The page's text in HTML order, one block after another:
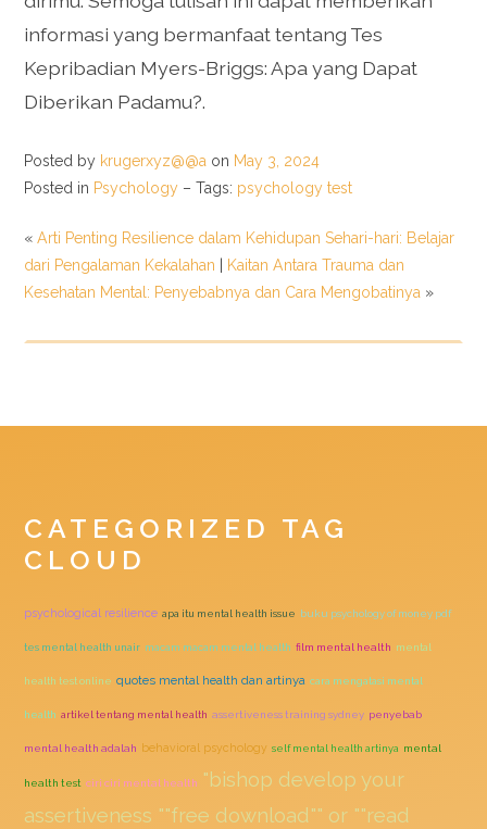
informasi yang bermanfaat tentang Tes
Kepribadian Myers-Briggs: Apa yang Dapat
Diberikan Padamu?.
Posted by krugerxyz@@a on May 3, 2024
Posted in Psychology – Tags: psychology test
«Arti Penting Resilience dalam Kehidupan Sehari-hari: Belajar
dari Pengalaman Kekalahan
Kaitan Antara Trauma dan
Kesehatan Mental: Penyebabnya dan Cara Mengobatinya »
CATEGORIZED TAG
CLOUD
psychological resilience apa itu mental health issue buku psychology of money pdf
tes mental health unair macam macam mental health film mental health mental
health test online quotes mental health dan artinya cara mengatasi mental
health artikel tentang mental health assertiveness training sydney penyebab
mental health adalah behavioral psychology self mental health artinya mental
health test ciri ciri mental health
"bishop develop your
assertiveness ""free download"" or ""read